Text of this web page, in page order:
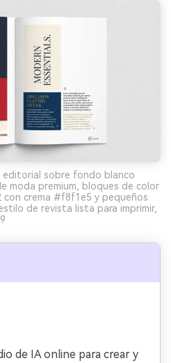
sobre fondo blanco
moda premium, bloques de color
crema #f8f1e5 y pequeños
de revista lista para imprimir,
de IA online para crear y